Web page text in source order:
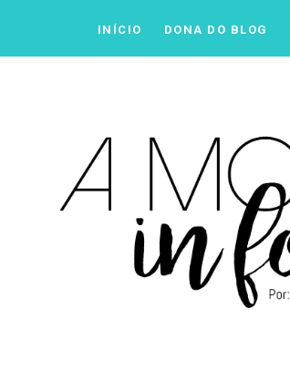
INÍCIO DONA DO BLOG